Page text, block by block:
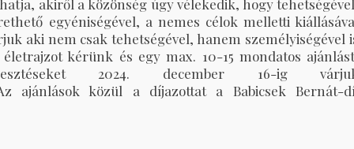
akiről a közönség úgy vélekedik, hogy
egyéniségével, a nemes célok melletti
aki nem csak tehetségével, hanem személyiségével
kérünk és egy max. 10-15 mondatos
2024. december 16-ig
ajánlások közül a díjazottat a Babicsek Bernát-